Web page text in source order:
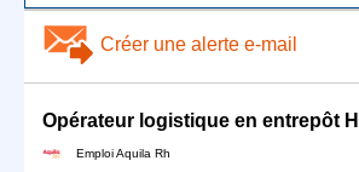
Créer une alerte e-mail
Opérateur logistique en entrepôt
Emploi Aquila Rh